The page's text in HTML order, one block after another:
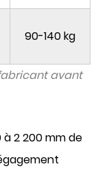
90-140 kg
avant
à 2 200 mm de